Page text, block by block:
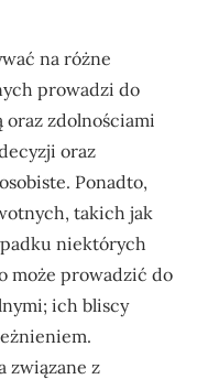
na różne
prowadzi do
oraz zdolnościami
oraz
Ponadto,
takich jak
niektórych
może prowadzić do
ich bliscy
związane z